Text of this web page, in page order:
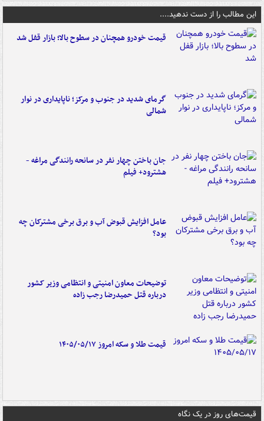
این مطالب را از دست ندهید....
قیمت خودرو همچنان در سطوح بالا؛ بازار قفل شد
گرمای شدید در جنوب و مرکز؛ ناپایداری در نوار
شمالی
جان باختن چهار نفر در سانحه رانندگی مراغه -
هشترود+ فیلم
عامل افزایش قبوض آب و برق برخی مشترکان چه
بود؟
توضیحات معاون امنیتی و انتظامی وزیر کشور
درباره قتل حمیدرضا رجب زاده
قیمت طلا و سکه امروز ۱۴۰۵/۰۵/۱۷
قیمت‌های روز در یک نگاه